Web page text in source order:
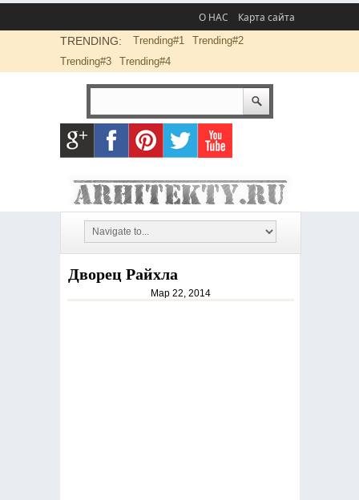
О НАС Карта сайта
TRENDING: Trending#1
Trending#2
Trending#3
Trending#4
Дворец Райхла
Мар 22, 2014